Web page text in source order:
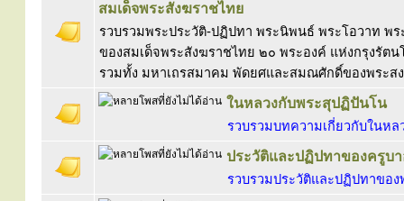
สมเด็จพระสังฆราชไทย
รวบรวมพระประวัติ-ปฏิปทา พระนิพนธ์ พระโอวาท พร
ของสมเด็จพระสังฆราชไทย ๒๐ พระองค์ แห่งกรุงรัต
รวมทั้ง มหาเถรสมาคม พัดยศและสมณศักดิ์ของพระส
ในหลวงกับพระสุปฏิปันโน
รวบรวมบทความเกี่ยวกับในห
ประวัติและปฏิปทาของครูบา
รวบรวมประวัติและปฏิปทาขอ